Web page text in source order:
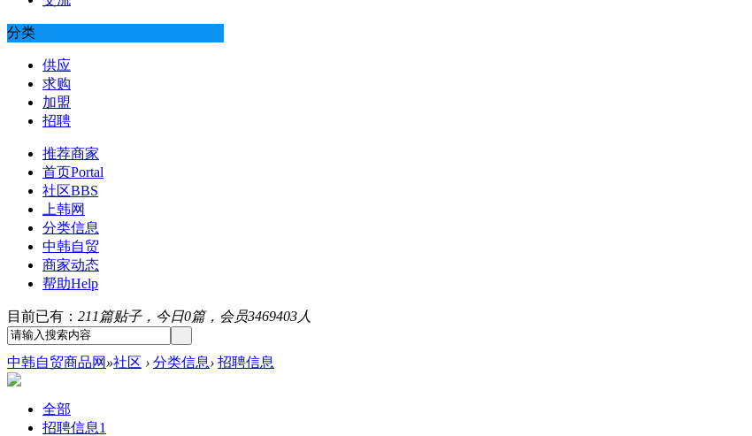
分类
供应
求购
加盟
招聘
推荐商家
首页Portal
社区BBS
上韩网
分类信息
中韩自贸
商家动态
帮助Help
目前已有： 211篇贴子，今日0篇，会员3469403人
中韩自贸商品网 »社区 › 分类信息› 招聘信息
全部
招聘信息1